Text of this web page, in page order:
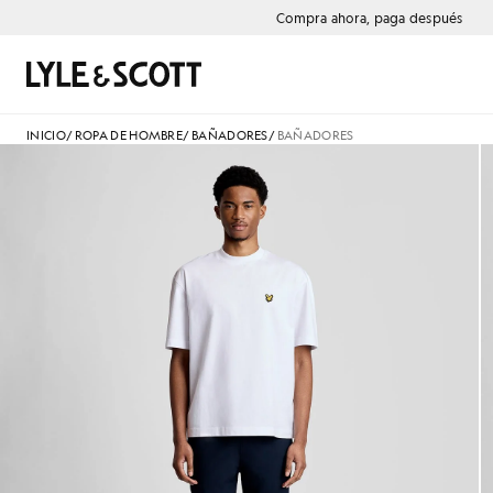
Compra ahora, paga después
Buscar
INICIO/ ROPA DE HOMBRE/ BAÑADORES/ BAÑADORES